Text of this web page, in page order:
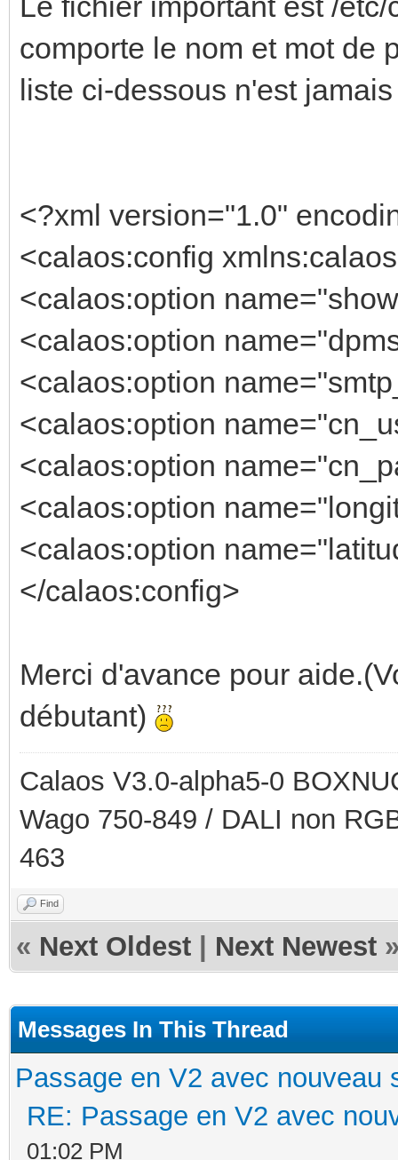
comporte le nom et mot de
liste ci-dessous n'est
<?xml version="1.0"
<calaos:config
<calaos:option
<calaos:option
<calaos:option
<calaos:option
<calaos:option
<calaos:option
<calaos:option
</calaos:config>
Merci d'avance pour
débutant)
Calaos V3.0-alpha5-0
Wago 750-849 / DALI non
463
Find
« Next Oldest Next Newest
Messages In This Thread
Passage en V2 avec nouveau
RE: Passage en V2 avec
01:02 PM